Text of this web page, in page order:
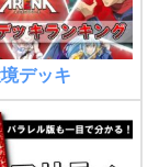
デッキ